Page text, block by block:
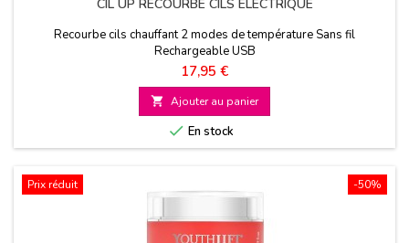
CIL UP RECOURBE CILS ELECTRIQUE
Recourbe cils chauffant 2 modes de température Sans fil
Rechargeable USB
Prix
17,95 €
 Ajouter au panier
 En stock
-50%
Prix réduit